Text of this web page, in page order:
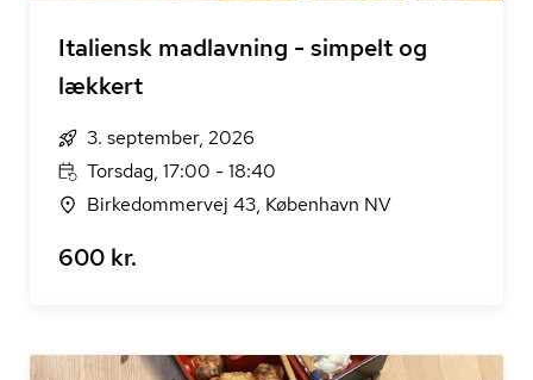
Italiensk madlavning - simpelt og
lækkert
3. september, 2026
Torsdag, 17:00 - 18:40
Birkedommervej 43, København NV
600 kr.